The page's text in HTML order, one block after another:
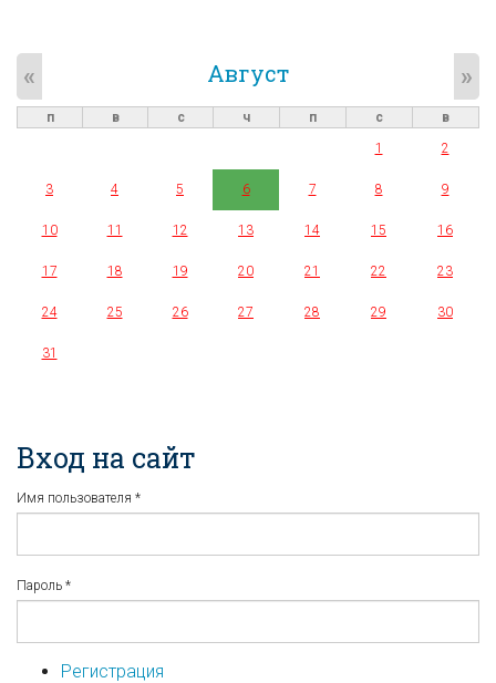
Август
« »
п в с ч п с
в
1
2
3 4 5 6 7 8 9
10 11 12 13 14 15 16
17 18 19 20 21 22 23
24 25 26 27 28 29 30
31
Вход на сайт
Имя пользователя *
Пароль *
Регистрация